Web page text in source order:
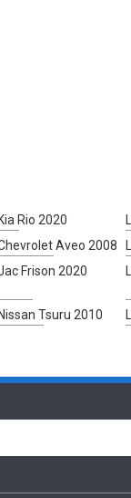
Rio 2020
Aveo 2008
Frison 2020
Tsuru 2010